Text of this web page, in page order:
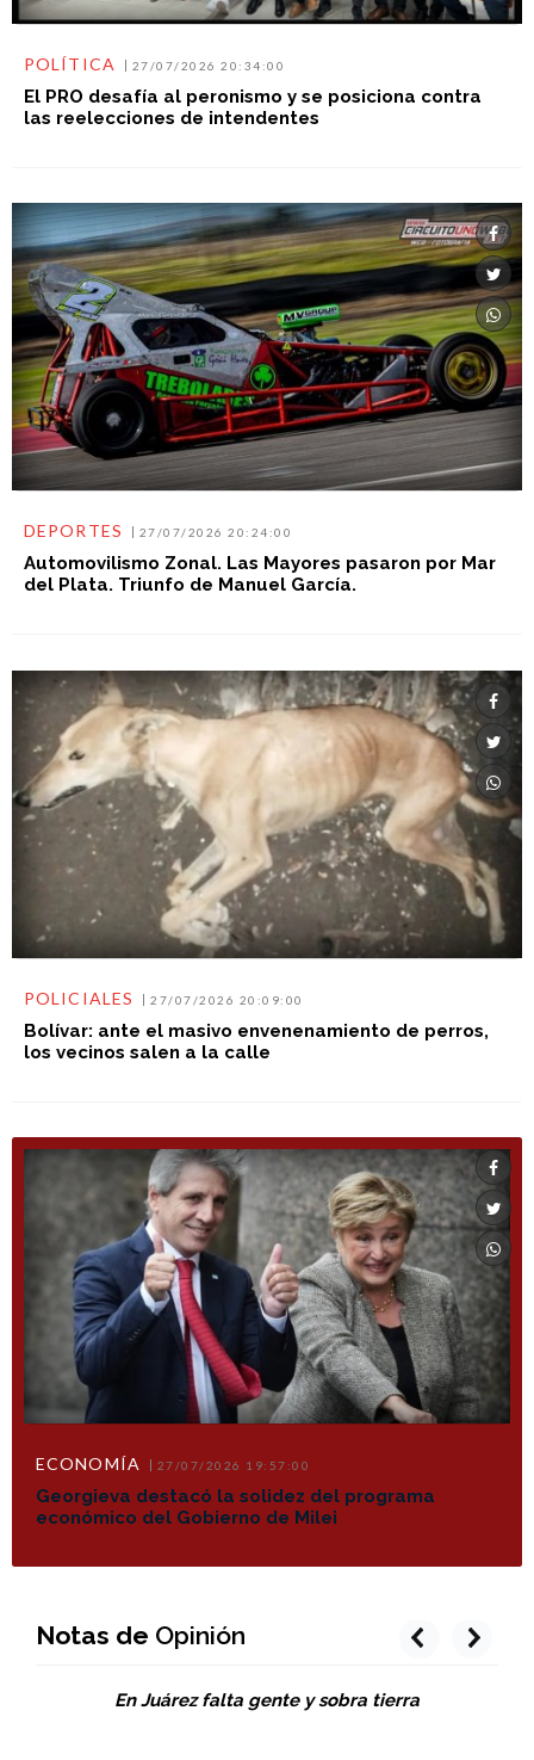
POLÍTICA 27/07/2026 20:34:00
El PRO desafía al peronismo y se posiciona contra
las reelecciones de intendentes
DEPORTES 27/07/2026 20:24:00
Automovilismo Zonal. Las Mayores pasaron por Mar
del Plata. Triunfo de Manuel García.
POLICIALES 27/07/2026 20:09:00
Bolívar: ante el masivo envenenamiento de perros,
los vecinos salen a la calle
ECONOMÍA 27/07/2026 19:57:00
Georgieva destacó la solidez del programa
económico del Gobierno de Milei
Notas de Opinión
En Juárez falta gente y sobra tierra
prev next